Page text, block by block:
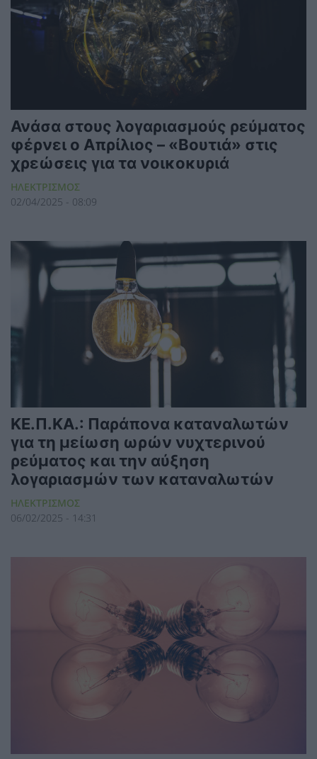
Ανάσα στους λογαριασμούς ρεύματος
φέρνει ο Απρίλιος – «Βουτιά» στις
χρεώσεις για τα νοικοκυριά
ΗΛΕΚΤΡΙΣΜΟΣ
02/04/2025 - 08:09
ΚΕ.Π.ΚΑ.: Παράπονα καταναλωτών
για τη μείωση ωρών νυχτερινού
ρεύματος και την αύξηση
λογαριασμών των καταναλωτών
ΗΛΕΚΤΡΙΣΜΟΣ
06/02/2025 - 14:31